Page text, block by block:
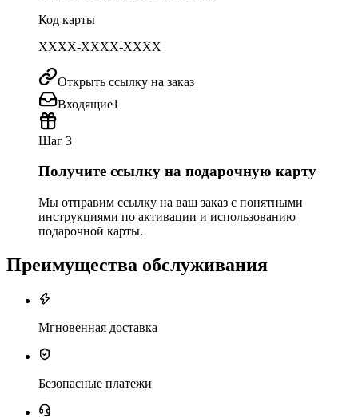
Код карты
XXXX-XXXX-XXXX
Открыть ссылку на заказ
Входящие1
Шаг 3
Получите ссылку на подарочную карту
Мы отправим ссылку на ваш заказ с понятными
инструкциями по активации и использованию
подарочной карты.
Преимущества обслуживания
Мгновенная доставка
Безопасные платежи